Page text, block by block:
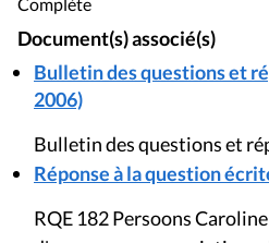
Document(s) associé(s)
Bulletin des questions et
2006)
Bulletin des questions et
Réponse à la question
RQE 182 Persoons